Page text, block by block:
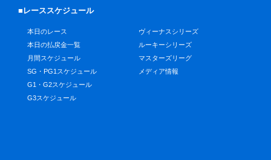
■レーススケジュール
本日のレース
本日の払戻金一覧
月間スケジュール
SG・PG1スケジュール
G1・G2スケジュール
G3スケジュール
ヴィーナスシリーズ
ルーキーシリーズ
マスターズリーグ
メディア情報